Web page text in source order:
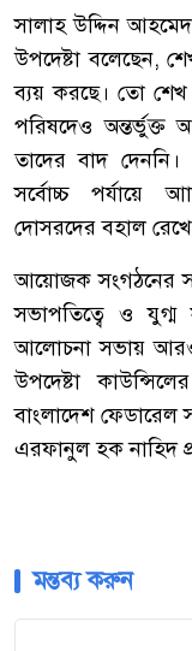
সালাহ উদ্দিন
উপদেষ্টা বলেছেন,
ব্যয় করছে। তো শেখ
পরিষদেও অন্তর্ভুক্ত
তাদের বাদ
সর্বোচ্চ পর্যায়ে
দোসরদের বহাল
আয়োজক সংগঠনের
সভাপতিত্বে ও যুগ্ম
আলোচনা সভায় আরও
উপদেষ্টা
বাংলাদেশ ফেডারেল
এরফানুল হক নাহিদ
মন্তব্য করুন